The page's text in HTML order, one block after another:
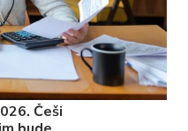
Češi